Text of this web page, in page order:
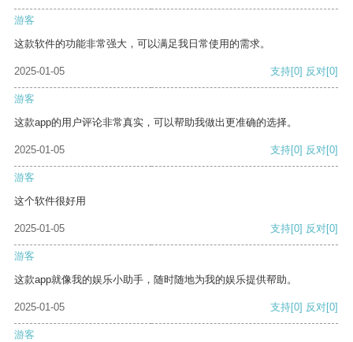
游客
这款软件的功能非常强大，可以满足我日常使用的需求。
2025-01-05 支持[0] 反对[0]
游客
这款app的用户评论非常真实，可以帮助我做出更准确的选择。
2025-01-05 支持[0] 反对[0]
游客
这个软件很好用
2025-01-05 支持[0] 反对[0]
游客
这款app就像我的娱乐小助手，随时随地为我的娱乐提供帮助。
2025-01-05 支持[0] 反对[0]
游客